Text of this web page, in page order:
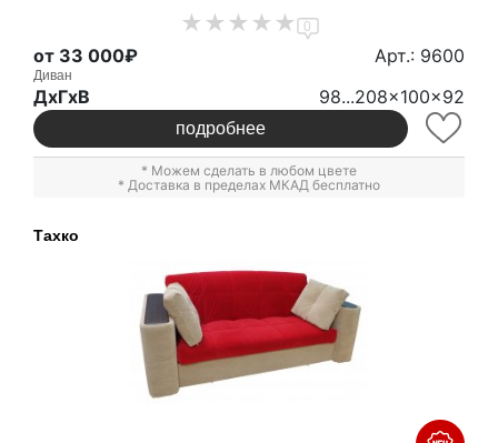
0
от 33 000₽ Арт.: 9600
Диван
ДxГxВ 98...208x100x92
подробнее
* Можем сделать в любом цвете
* Доставка в пределах МКАД бесплатно
Тахко